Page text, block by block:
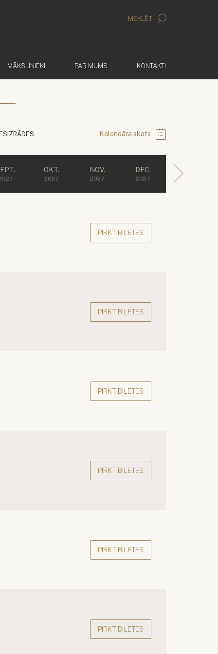
MEKLĒT
MĀKSLINIEKI PAR MUMS KONTAKTI
Kalendāra skats
OKT.
2027
NOV.
2027
DEC.
2027
PIRKT BIĻETES
PIRKT BIĻETES
PIRKT BIĻETES
PIRKT BIĻETES
PIRKT BIĻETES
PIRKT BIĻETES